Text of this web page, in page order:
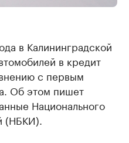
в Калининградской
в кредит
с первым
Об этом пишет
Национального
(НБКИ).